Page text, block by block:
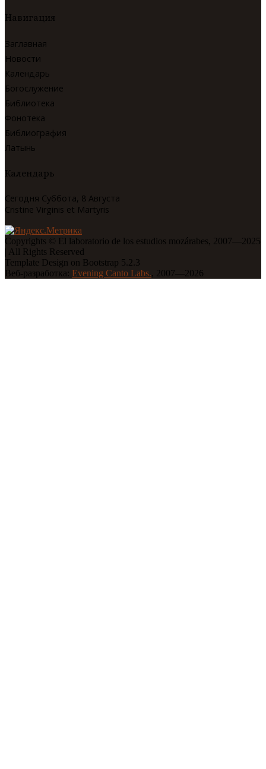
Навигация
Заглавная
Новости
Календарь
Богослужение
Библиотека
Фонотека
Библиография
Латынь
Календарь
Сегодня Суббота, 8 Августа
Cristine Virginis et Martyris
Copyrights © El laboratorio de los estudios mozárabes, 2007—2025
| All Rights Reserved
Template Design on Bootstrap 5.2.3
Веб-разработка: Evening Canto Labs., 2007—2026